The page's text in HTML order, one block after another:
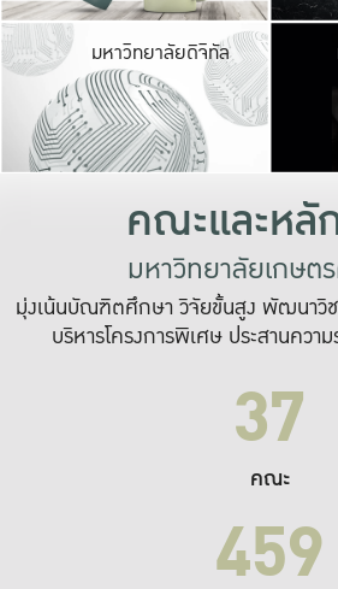
มหาวิทยาลัยดิจิทัล
คณะและหลั
มหาวิทยาลัยเกษต
มุ่งเน้นบัณฑิตศึกษา วิจัยขั้นสูง พัฒนาวิช
บริหารโครงการพิเศษ ประสานควา
37
คณะ
459